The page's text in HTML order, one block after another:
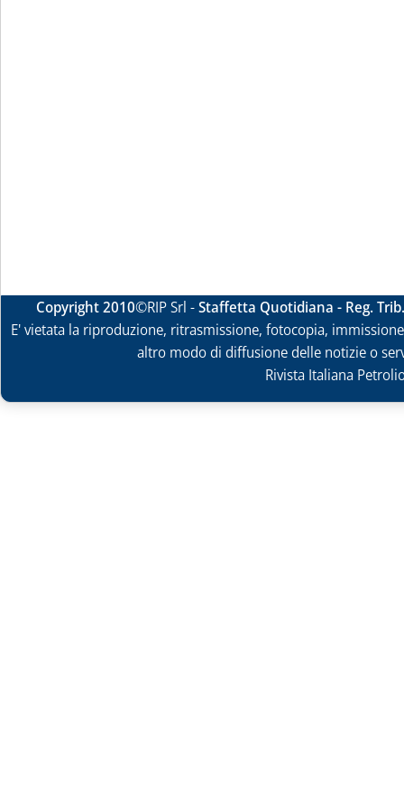
Copyright 2010©RIP Srl -Staffetta Quotidiana - Reg.
E' vietata la riproduzione, ritrasmissione, fotocopia,
altro modo di diffusione delle notizie o
Rivista Italiana